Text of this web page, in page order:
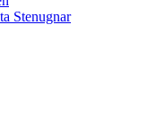
Stenugnar